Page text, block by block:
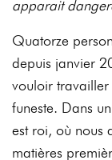
apparait
Quatorze
depuis janvier
vouloir travailler
funeste. Dans
est roi, où nous
matières